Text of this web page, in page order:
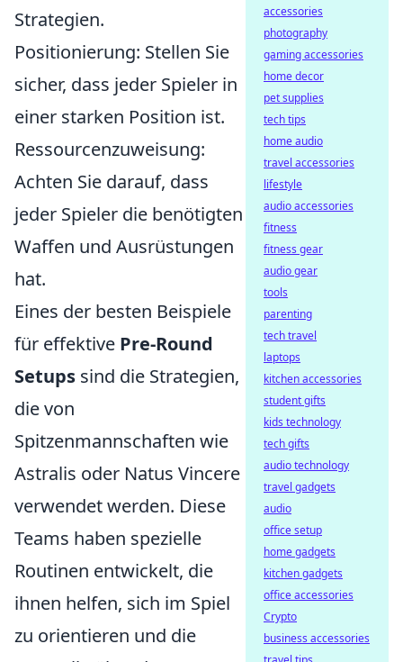
Strategien.
Positionierung: Stellen Sie
sicher, dass jeder Spieler in
einer starken Position ist.
Ressourcenzuweisung:
Achten Sie darauf, dass
jeder Spieler die benötigten
Waffen und Ausrüstungen
hat.
Eines der besten Beispiele
für effektive Pre-Round
Setups sind die Strategien,
die von
Spitzenmannschaften wie
Astralis oder Natus Vincere
verwendet werden. Diese
Teams haben spezielle
Routinen entwickelt, die
ihnen helfen, sich im Spiel
zu orientieren und die
accessories
photography
gaming accessories
home decor
pet supplies
tech tips
home audio
travel accessories
lifestyle
audio accessories
fitness
fitness gear
audio gear
tools
parenting
tech travel
laptops
kitchen accessories
student gifts
kids technology
tech gifts
audio technology
travel gadgets
audio
office setup
home gadgets
kitchen gadgets
office accessories
Crypto
business accessories